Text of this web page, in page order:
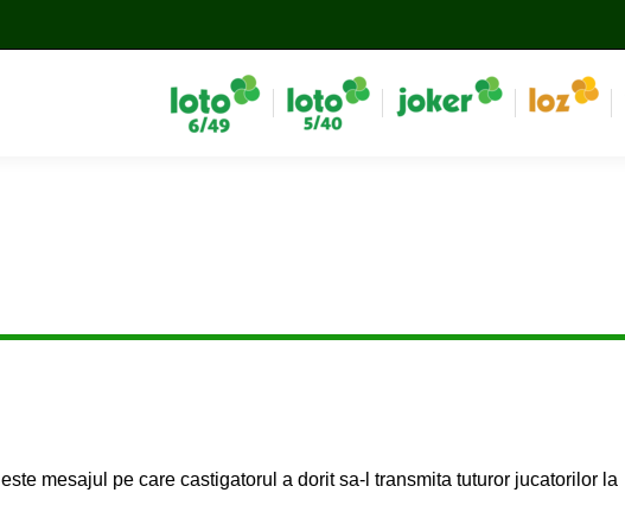
este mesajul pe care castigatorul a dorit sa-l transmita tuturor jucatorilor la